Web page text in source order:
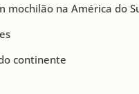
mochilão na América do
continente